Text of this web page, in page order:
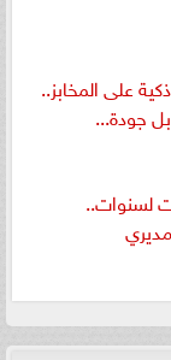
على المخابز..
جودة...
لسنوات..